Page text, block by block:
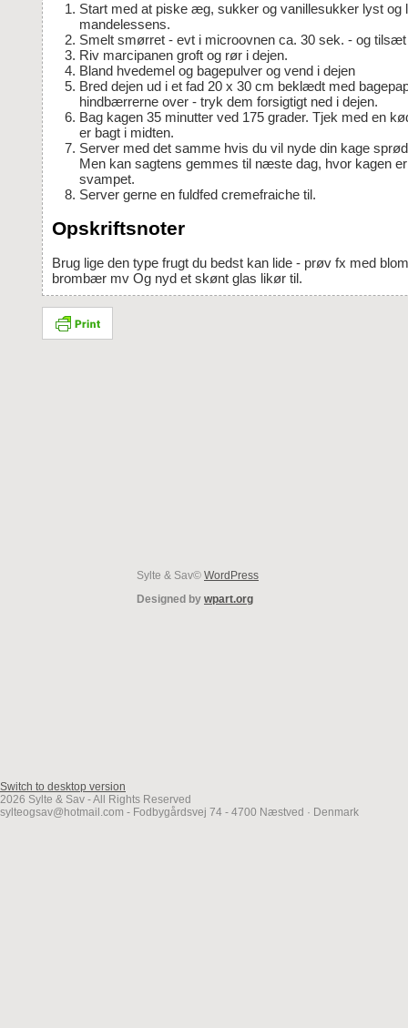
Start med at piske æg, sukker og vanillesukker lyst og luftigt. Tilsæt
mandelessens.
Smelt smørret - evt i microovnen ca. 30 sek. - og tilsæt
Riv marcipanen groft og rør i dejen.
Bland hvedemel og bagepulver og vend i dejen
Bred dejen ud i et fad 20 x 30 cm beklædt med bagepapir og fordel
hindbærrerne over - tryk dem forsigtigt ned i dejen.
Bag kagen 35 minutter ved 175 grader. Tjek med en kødnål om kagen
er bagt i midten.
Server med det samme hvis du vil nyde din kage sprød på toppen.
Men kan sagtens gemmes til næste dag, hvor kagen
svampet.
Server gerne en fuldfed cremefraiche til.
Opskriftsnoter
Brug lige den type frugt du bedst kan lide - prøv fx med blommer, jordbær,
brombær mv Og nyd et skønt glas likør til.
Sylte & Sav© WordPress
Designed by wpart.org
Switch to desktop version
2026 Sylte & Sav - All Rights Reserved
sylteogsav@hotmail.com - Fodbygårdsvej 74 - 4700 Næstved · Denmark